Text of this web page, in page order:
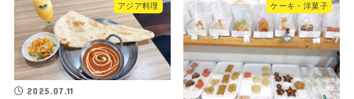
アジア料理
2025.07.11
ケーキ・洋菓子